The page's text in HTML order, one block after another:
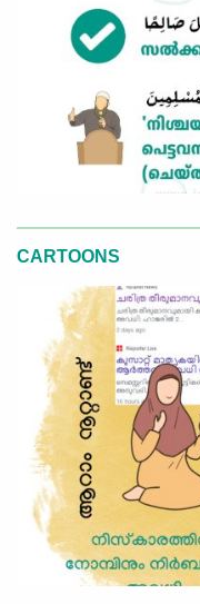
CARTOONS